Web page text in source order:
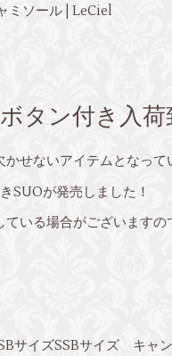
ミソール | LeCiel
タン付き入荷
せないアイテムとなって
SUOが発売しました！
いる場合がございますの
サイズSSBサイズ キャ